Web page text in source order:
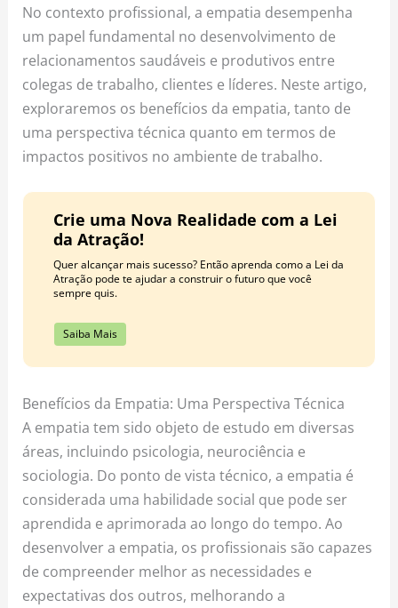
No contexto profissional, a empatia desempenha
um papel fundamental no desenvolvimento de
relacionamentos saudáveis e produtivos entre
colegas de trabalho, clientes e líderes. Neste artigo,
exploraremos os benefícios da empatia, tanto de
uma perspectiva técnica quanto em termos de
impactos positivos no ambiente de trabalho.
Crie uma Nova Realidade com a Lei
da Atração!
Quer alcançar mais sucesso? Então aprenda como a Lei da
Atração pode te ajudar a construir o futuro que você
sempre quis.
Saiba Mais
Benefícios da Empatia: Uma Perspectiva Técnica
A empatia tem sido objeto de estudo em diversas
áreas, incluindo psicologia, neurociência e
sociologia. Do ponto de vista técnico, a empatia é
considerada uma habilidade social que pode ser
aprendida e aprimorada ao longo do tempo. Ao
desenvolver a empatia, os profissionais são capazes
de compreender melhor as necessidades e
expectativas dos outros, melhorando a